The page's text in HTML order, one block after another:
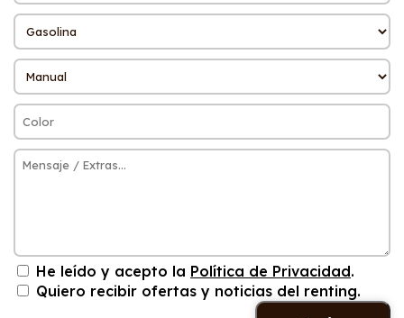
He leído y acepto la Política de Privacidad.
Quiero recibir ofertas y noticias del renting.